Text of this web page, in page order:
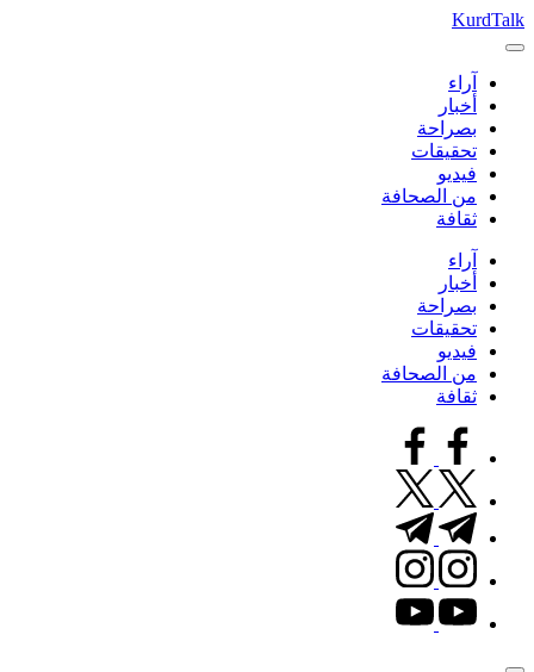
التجاوز
إلى
KurdTalk
كوردتوك
اخبار
كردية
آراء
أخبار
بصراحة
تحقيقات
فيديو
من الصحافة
ثقافة
آراء
أخبار
بصراحة
تحقيقات
فيديو
من الصحافة
ثقافة
facebook.com
twitter.com
t.me
instagram.com
youtube.com